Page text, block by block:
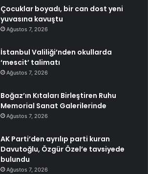
Çocuklar boyadı, bir can dost yeni
yuvasına kavuştu
Ağustos 7, 2026
İstanbul Valiliği’nden okullarda
‘mescit’ talimatı
Ağustos 7, 2026
Boğaz’ın Kıtaları Birleştiren Ruhu
Memorial Sanat Galerilerinde
Ağustos 7, 2026
AK Parti’den ayrılıp parti kuran
Davutoğlu, Özgür Özel’e tavsiyede
bulundu
Ağustos 7, 2026